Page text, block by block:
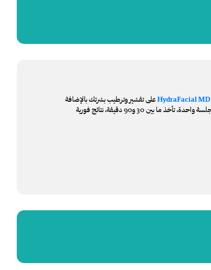
HydraFacial MDعلى تقشير وترطيب بشرتك بالإضافة
لتفتيحيها وتغذيتها مع حمايتها بجلسة واحدة، تأخذ ما بين 30 و90 دقيقة، نتائج فورية